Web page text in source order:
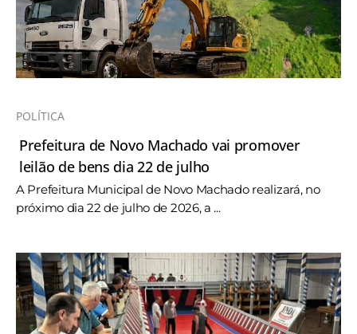
POLÍTICA
Prefeitura de Novo Machado vai promover
leilão de bens dia 22 de julho
A Prefeitura Municipal de Novo Machado realizará, no
próximo dia 22 de julho de 2026, a ...